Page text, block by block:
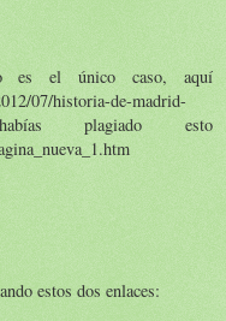
es el único caso, aquí
07/historia-de-madrid-
plagiado esto
estos dos enlaces: